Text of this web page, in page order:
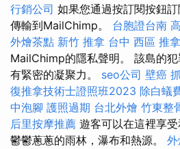
行銷公司 如果您通過按訂閱按鈕
傳輸到MailChimp。 台胞證台南
外燴茶點 新竹 推拿 台中 西區 推
MailChimp的隱私聲明。 該島的
有緊密的凝聚力。 seo公司 壁癌
復推拿技術士證照班2023 除白蟻
中泡腳 護照過期 台北外燴 竹東整
后里按摩推薦 遊客可以在這裡享
鬱鬱蔥蔥的雨林，瀑布和熱源。 外